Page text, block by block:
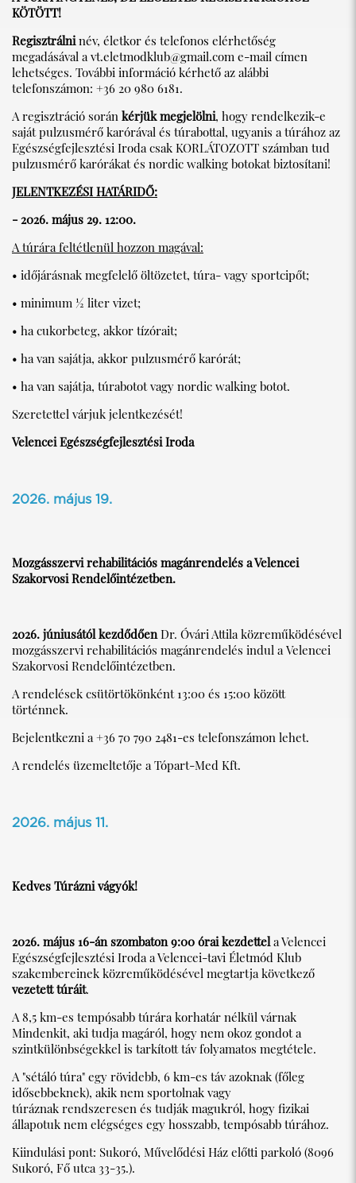
KÖTÖTT!
Regisztrálni név, életkor és telefonos elérhetőség
megadásával a vt.eletmodklub@gmail.com e-mail címen
lehetséges. További információ kérhető az alábbi
telefonszámon: +36 20 980 6181.
A regisztráció során kérjük megjelölni, hogy rendelkezik-e
saját pulzusmérő karórával és túrabottal, ugyanis a túrához az
Egészségfejlesztési Iroda csak KORLÁTOZOTT számban tud
pulzusmérő karórákat és nordic walking botokat biztosítani!
JELENTKEZÉSI HATÁRIDŐ:
- 2026. május 29. 12:00.
A túrára feltétlenül hozzon magával:
• időjárásnak megfelelő öltözetet, túra- vagy sportcipőt;
• minimum ½ liter vizet;
• ha cukorbeteg, akkor tízórait;
• ha van sajátja, akkor pulzusmérő karórát;
• ha van sajátja, túrabotot vagy nordic walking botot.
Szeretettel várjuk jelentkezését!
Velencei Egészségfejlesztési Iroda
2026. május 19.
Mozgásszervi rehabilitációs magánrendelés a Velencei
Szakorvosi Rendelőintézetben.
2026. júniusától kezdődően Dr. Óvári Attila közreműködésével
mozgásszervi rehabilitációs magánrendelés indul a Velencei
Szakorvosi Rendelőintézetben.
A rendelések csütörtökönként 13:00 és 15:00 között
történnek.
Bejelentkezni a +36 70 790 2481-es telefonszámon lehet.
A rendelés üzemeltetője a Tópart-Med Kft.
2026. május 11.
Kedves Túrázni vágyók!
2026. május 16-án szombaton 9:00 órai kezdettel a Velencei
Egészségfejlesztési Iroda a Velencei-tavi Életmód Klub
szakembereinek közreműködésével megtartja következő
vezetett túráit.
A 8,5 km-es tempósabb túrára korhatár nélkül várnak
Mindenkit, aki tudja magáról, hogy nem okoz gondot a
szintkülönbségekkel is tarkított táv folyamatos megtétele.
A "sétáló túra" egy rövidebb, 6 km-es táv azoknak (főleg
idősebbeknek), akik nem sportolnak vagy
túráznak rendszeresen és tudják magukról, hogy fizikai
állapotuk nem elégséges egy hosszabb, tempósabb túrához.
Kiindulási pont: Sukoró, Művelődési Ház előtti parkoló (8096
Sukoró, Fő utca 33-35.).